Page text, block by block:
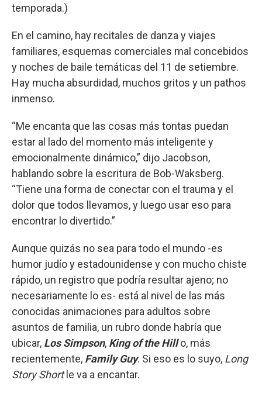
temporada.)
En el camino, hay recitales de danza y viajes
familiares, esquemas comerciales mal concebidos
y noches de baile temáticas del 11 de setiembre.
Hay mucha absurdidad, muchos gritos y un pathos
inmenso.
“Me encanta que las cosas más tontas puedan
estar al lado del momento más inteligente y
emocionalmente dinámico,” dijo Jacobson,
hablando sobre la escritura de Bob-Waksberg.
“Tiene una forma de conectar con el trauma y el
dolor que todos llevamos, y luego usar eso para
encontrar lo divertido.”
Aunque quizás no sea para todo el mundo -es
humor judío y estadounidense y con mucho chiste
rápido, un registro que podría resultar ajeno; no
necesariamente lo es- está al nivel de las más
conocidas animaciones para adultos sobre
asuntos de familia, un rubro donde habría que
ubicar, Los Simpson, King of the Hillo, más
recientemente, Family Guy. Si eso es lo suyo, Long
Story Shortle va a encantar.